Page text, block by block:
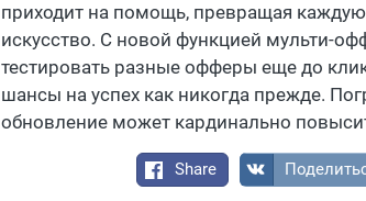
приходит на помощь, превращая
искусство. С новой функцией мульти-
тестировать разные офферы еще до
шансы на успех как никогда прежде.
обновление может кардинально
Share